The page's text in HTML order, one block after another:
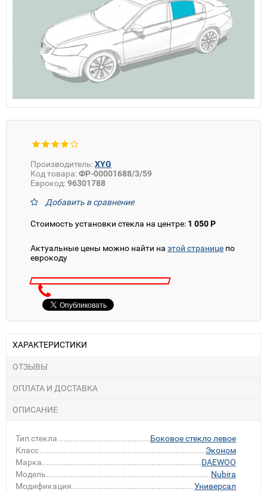
Производитель:XYG
Код товара:ФР-00001688/3/59
Еврокод:96301788
Добавить в сравнение
Стоимость установки стекла на центре: 1 050 Р
Актуальные цены можно найти на этой странице по
еврокоду
ХАРАКТЕРИСТИКИ
ОТЗЫВЫ
ОПЛАТА И ДОСТАВКА
ОПИСАНИЕ
Тип стекла
Боковое стекло левое
Класс
Эконом
Марка
DAEWOO
Модель
Nubira
Модификация
Универсал